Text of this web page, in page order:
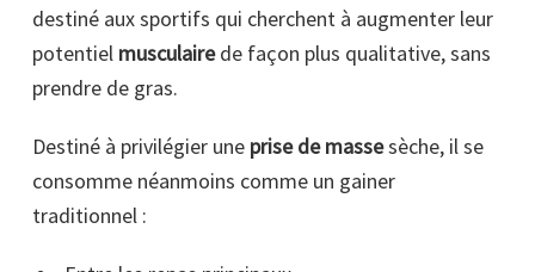
destiné aux sportifs qui cherchent à augmenter leur
potentiel musculairede façon plus qualitative, sans
prendre de gras.
Destiné à privilégier une prise de massesèche, il se
consomme néanmoins comme un gainer
traditionnel :